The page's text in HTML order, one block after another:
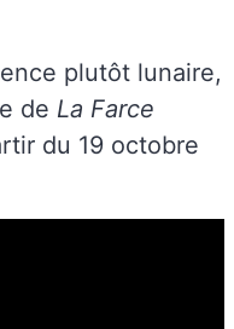
plutôt lunaire,
de La Farce
du 19 octobre